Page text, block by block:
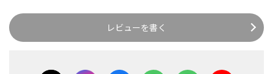
レビューを書く